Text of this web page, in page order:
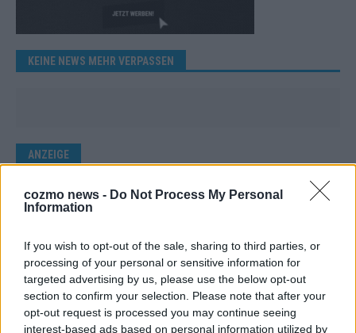
cozmo news - Do Not Process My Personal
Information
If you wish to opt-out of the sale, sharing to third parties, or
processing of your personal or sensitive information for
targeted advertising by us, please use the below opt-out
section to confirm your selection. Please note that after your
opt-out request is processed you may continue seeing
interest-based ads based on personal information utilized by
KEINE NEWS MEHR VERPASSEN
ANZEIGE